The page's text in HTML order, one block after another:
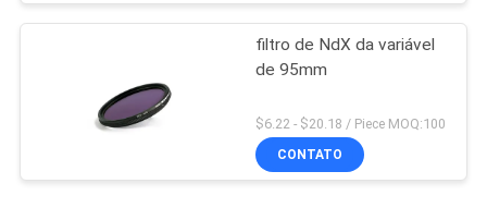
filtro de NdX da variável
de 95mm
$6.22 - $20.18 / Piece MOQ:100
CONTATO